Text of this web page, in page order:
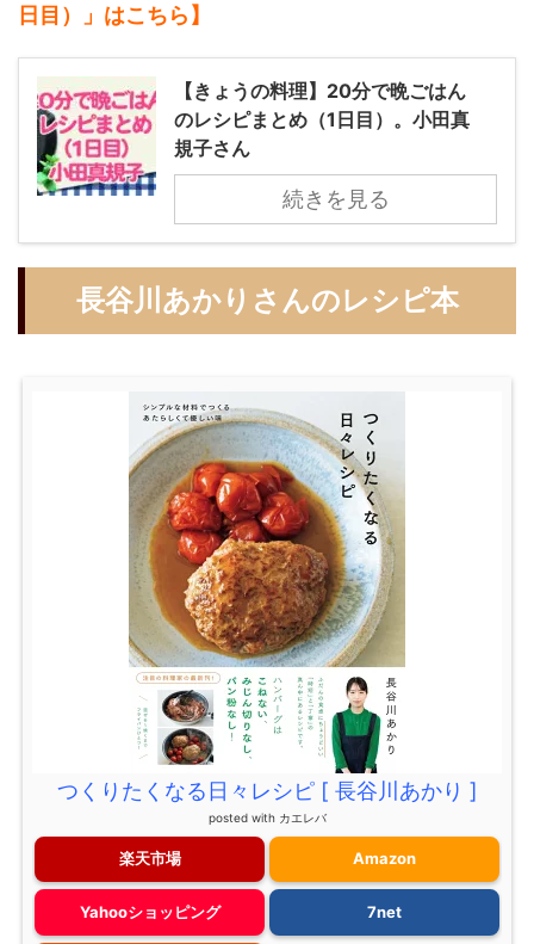
日目）」 はこちら】
【きょうの料理】20分で晩ごはん
のレシピまとめ（1日目）。小田真
規子さん
続きを見る
長谷川あかりさんのレシピ本
つくりたくなる日々レシピ [ 長谷川あかり ]
posted with カエレバ
楽天市場 Amazon
Yahooショッピング 7net